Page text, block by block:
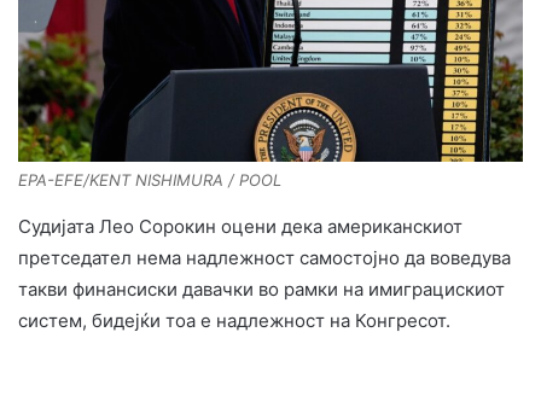
EPA-EFE/KENT NISHIMURA / POOL
Судијата Лео Сорокин оцени дека американскиот
претседател нема надлежност самостојно да воведува
такви финансиски давачки во рамки на имиграцискиот
систем, бидејќи тоа е надлежност на Конгресот.